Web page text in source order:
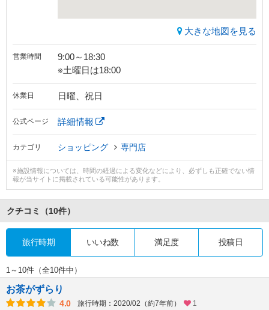
大きな地図を見る
営業時間
9:00～18:30
※土曜日は18:00
休業日 日曜、祝日
公式ページ 詳細情報
カテゴリ ショッピング 専門店
※施設情報については、時間の経過による変化などにより、必ずしも正確でない情
報が当サイトに掲載されている可能性があります。
クチコミ （10件）
旅行時期 いいね数 満足度 投稿日
1～10件（全10件中）
お茶がずらり
4.0 旅行時期：2020/02（約7年前）
1